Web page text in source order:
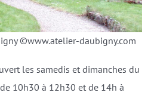
©www.atelier-daubigny.com
les samedis et dimanches du
10h30 à 12h30 et de 14h à